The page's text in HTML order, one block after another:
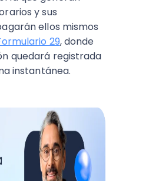
y sus
ellos mismos
29, donde
quedará registrada
instantánea.